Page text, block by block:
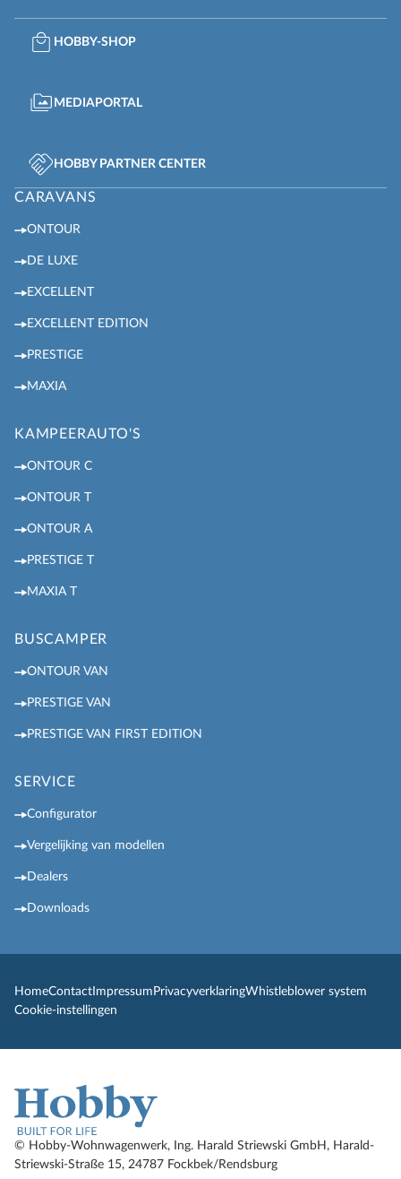
HOBBY-SHOP
MEDIAPORTAL
HOBBY PARTNER CENTER
CARAVANS
ONTOUR
DE LUXE
EXCELLENT
EXCELLENT EDITION
PRESTIGE
MAXIA
KAMPEERAUTO'S
ONTOUR C
ONTOUR T
ONTOUR A
PRESTIGE T
MAXIA T
BUSCAMPER
ONTOUR VAN
PRESTIGE VAN
PRESTIGE VAN FIRST EDITION
SERVICE
Configurator
Vergelijking van modellen
Dealers
Downloads
HomeContact Impressum PrivacyverklaringWhistleblower system
Cookie-instellingen
© Hobby-Wohnwagenwerk, Ing. Harald Striewski GmbH, Harald-
Striewski-Straße 15, 24787 Fockbek/Rendsburg